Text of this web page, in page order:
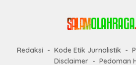
Redaksi Kode Etik Jurnalistik
Disclaimer
Pedoman